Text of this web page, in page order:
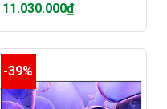
gốc
là:
11.030.000₫
Giá
hiện
là:
11.030.000₫.
-39%